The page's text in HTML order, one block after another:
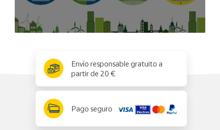
Envío responsable gratuito a
partir de 20 €
Pago seguro